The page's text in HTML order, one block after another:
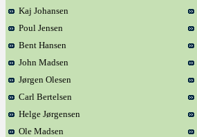
Kaj Johansen
Poul Jensen
Bent Hansen
John Madsen
Jørgen Olesen
Carl Bertelsen
Helge Jørgensen
Ole Madsen